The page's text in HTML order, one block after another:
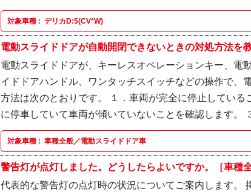
対象車種 : デリカD:5(CV*W)
電動スライドドアが自動開閉できないときの対処方法を
電動スライドドアが、キーレスオペレーションキー、電
イドドアハンドル、ワンタッチスイッチなどの操作で、
方法は次のとおりです。 １．車両が完全に停止している
に停車していて車両が傾いていないことを確認します。
対象車種 : 車種全般／電動スライドドア車
警告灯が点灯しました。どうしたらよいですか。［車種全
代表的な警告灯の点灯時の状況についてご案内します。